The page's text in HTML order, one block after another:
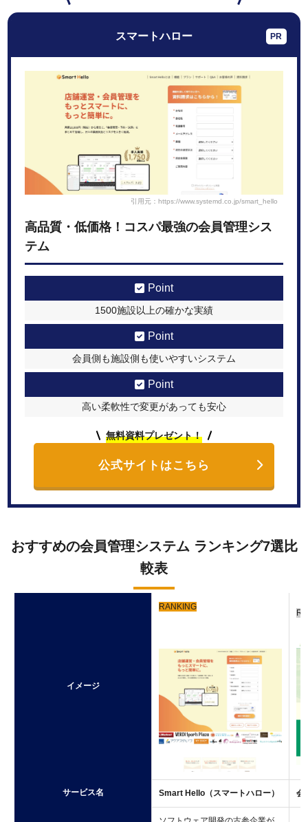
スマートハロー
引用元：https://www.systemd.co.jp/smart_hello
高品質・低価格！コスパ最強の会員管理シス
テム
Point
1500施設以上の確かな実績
Point
会員側も施設側も使いやすいシステム
Point
高い柔軟性で変更があっても安心
無料資料プレゼント！
公式サイトはこちら
おすすめの会員管理システム ランキング7選比
較表
イメージ
RANKING
サービス名 Smart Hello（スマートハロー） 会